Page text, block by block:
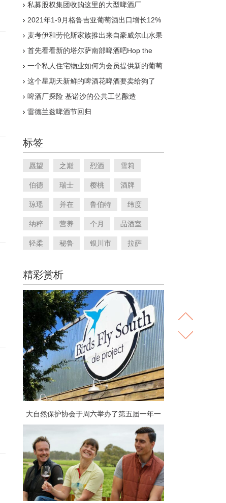
私募股权集团收购这里的大型啤酒厂
2021年1-9月格鲁吉亚葡萄酒出口增长12%
麦考伊和劳伦斯家族推出来自豪威尔山水果
首先看看新的塔尔萨南部啤酒吧Hop the
一个私人住宅物业如何为会员提供新的葡萄
这个星期天新鲜的啤酒花啤酒要卖给狗了
啤酒厂探险 基诺沙的公共工艺酿造
雷德兰兹啤酒节回归
标签
愿望 之巅 烈酒 雪莉
伯德 瑞士 樱桃 酒牌
琼瑶 并在 鲁伯特 纬度
纳粹 营养 个月 品酒室
轻柔 秘鲁 银川市 拉萨
精彩赏析
大自然保护协会于周六举办了第五届一年一
度的OktoberForest